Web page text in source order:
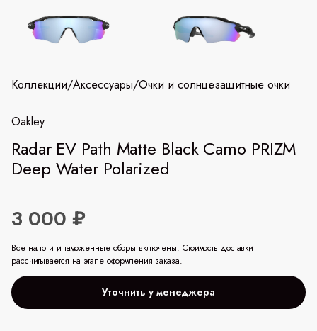
Коллекции/Аксессуары/Очки и солнцезащитные очки
Oakley
Radar EV Path Matte Black Camo PRIZM
Deep Water Polarized
3 000 ₽
Все налоги и таможенные сборы включены. Стоимость доставки
рассчитывается на этапе оформления заказа.
Уточнить у менеджера